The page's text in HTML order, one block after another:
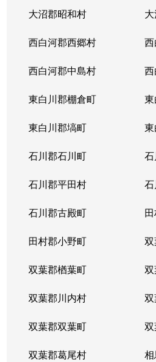
大沼郡昭和村
西白河郡西郷村
西白河郡中島村
東白川郡棚倉町
東白川郡塙町
石川郡石川町
石川郡平田村
石川郡古殿町
田村郡小野町
双葉郡楢葉町
双葉郡川内村
双葉郡双葉町
双葉郡葛尾村